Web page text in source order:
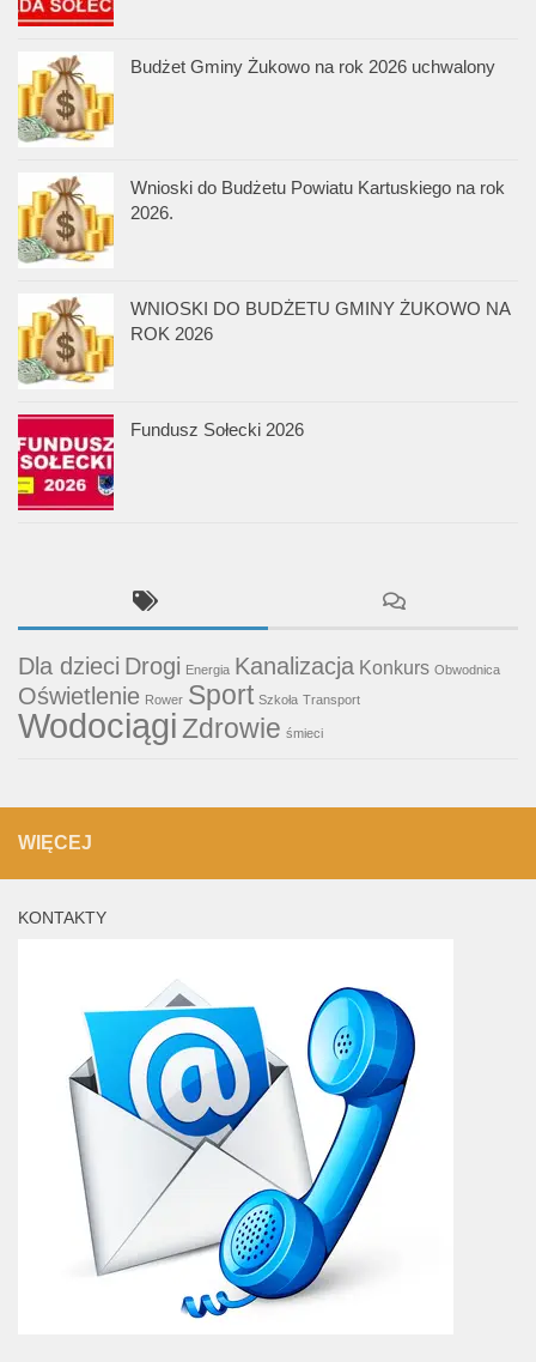
Budżet Gminy Żukowo na rok 2026 uchwalony
Wnioski do Budżetu Powiatu Kartuskiego na rok
2026.
WNIOSKI DO BUDŻETU GMINY ŻUKOWO NA
ROK 2026
Fundusz Sołecki 2026
Dla dzieci Drogi Energia Kanalizacja Konkurs Obwodnica
Oświetlenie Rower Sport Szkoła Transport
WodociągiZdrowie śmieci
WIĘCEJ
KONTAKTY